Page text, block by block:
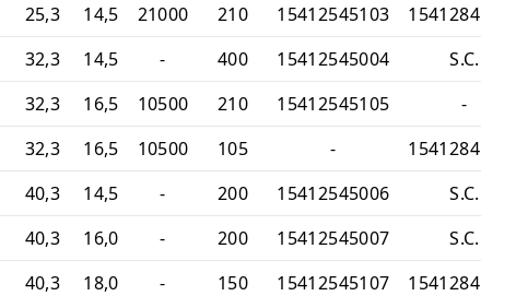
25,3 14,5 21000 210 15412545103
32,3 14,5 - 400 15412545004
S.C.
32,3 16,5 10500 210 15412545105
-
32,3 16,5 10500 105 -
40,3 14,5 - 200 15412545006
S.C.
40,3 16,0 - 200 15412545007
S.C.
40,3 18,0 - 150 15412545107